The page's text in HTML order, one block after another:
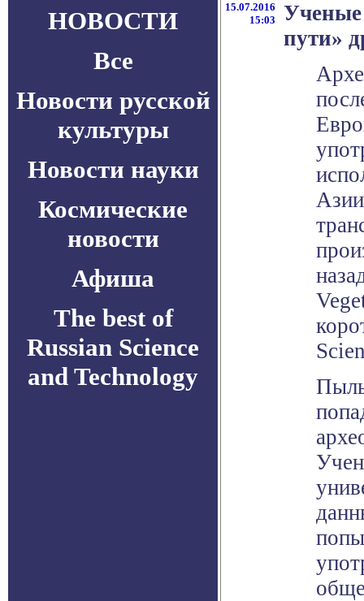
НОВОСТИ
Все
Новости русской
культуры
Новости науки
Космические
новости
Афиша
The best of
Russian Science
and Technology
15.07.2016
15:03
Ученые
пути»